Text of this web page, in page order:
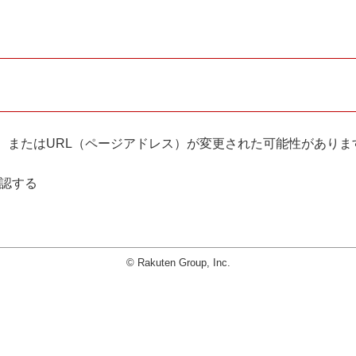
たはURL（ページアドレス）が変更された可能性がありま
する
© Rakuten Group, Inc.